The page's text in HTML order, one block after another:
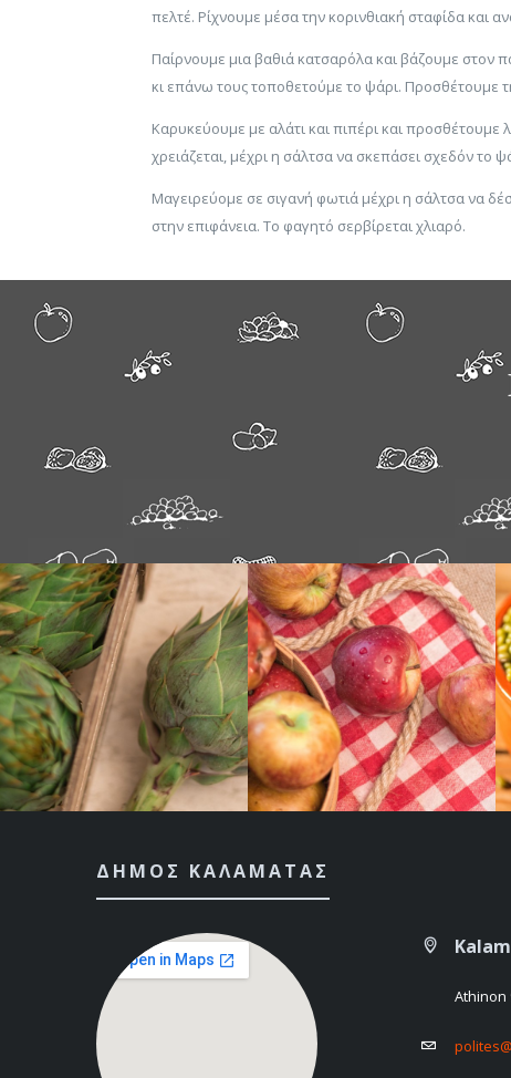
πελτέ. Ρίχνουμε μέσα την κορινθιακή σταφίδα και
Παίρνουμε μια βαθιά κατσαρόλα και βάζουμε στον
κι επάνω τους τοποθετούμε το ψάρι. Προσθέτουμε
Καρυκεύουμε με αλάτι και πιπέρι και προσθέτουμε
χρειάζεται, μέχρι η σάλτσα να σκεπάσει σχεδόν το
Μαγειρεύομε σε σιγανή φωτιά μέχρι η σάλτσα να
στην επιφάνεια. Το φαγητό σερβίρεται χλιαρό.
ΔΉΜΟΣ ΚΑΛΑΜΆΤΑΣ
Athinon